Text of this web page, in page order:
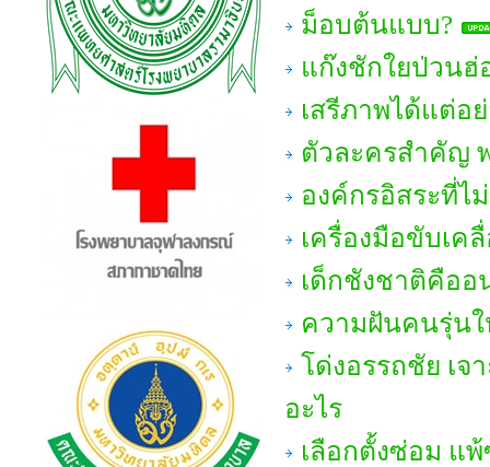
ม็อบต้นแบบ?
แก๊งชักใยป่วนฮ่
เสรีภาพได้แต่อ
ตัวละครสำคัญ
องค์กรอิสระที่ไ
เครื่องมือขับเค
เด็กชังชาติคือ
ความฝันคนรุ่น
โด่งอรรถชัย เจ
อะไร
เลือกตั้งซ่อม แ